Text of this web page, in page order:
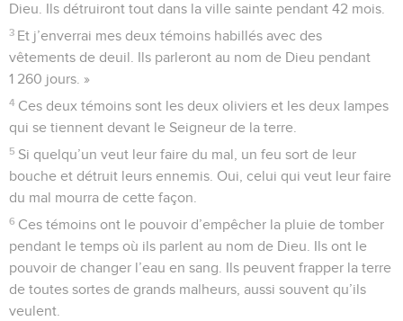
Dieu. Ils détruiront tout dans la ville sainte pendant 42 mois.
3 Et j’enverrai mes deux témoins habillés avec des
vêtements de deuil. Ils parleront au nom de Dieu pendant
1 260 jours. »
4 Ces deux témoins sont les deux oliviers et les deux lampes
qui se tiennent devant le Seigneur de la terre.
5 Si quelqu’un veut leur faire du mal, un feu sort de leur
bouche et détruit leurs ennemis. Oui, celui qui veut leur faire
du mal mourra de cette façon.
6 Ces témoins ont le pouvoir d’empêcher la pluie de tomber
pendant le temps où ils parlent au nom de Dieu. Ils ont le
pouvoir de changer l’eau en sang. Ils peuvent frapper la terre
de toutes sortes de grands malheurs, aussi souvent qu’ils
veulent.